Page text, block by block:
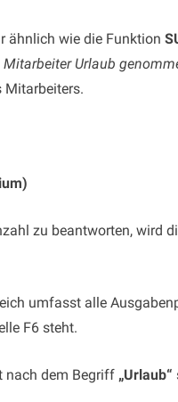
ähnlich wie die Funktion
Urlaub
Mitarbeiters.
zu beantworten, wird
umfasst alle
F6 steht.
nach dem Begriff „Urlaub“